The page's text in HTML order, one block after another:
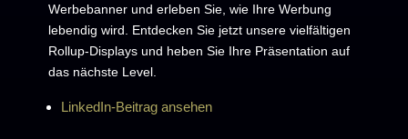
Werbebanner und erleben Sie, wie Ihre Werbung
lebendig wird. Entdecken Sie jetzt unsere vielfältigen
Rollup-Displays und heben Sie Ihre Präsentation auf
das nächste Level.
LinkedIn-Beitrag ansehen